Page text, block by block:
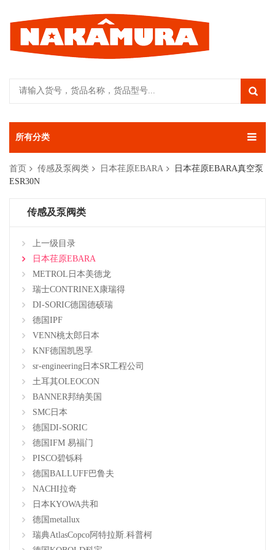
所有分类
首页 传感及泵阀类 日本荏原EBARA
日本荏原EBARA真空泵
ESR30N
传感及泵阀类
上一级目录
日本荏原EBARA
METROL日本美德龙
瑞士CONTRINEX康瑞得
DI-SORIC德国德硕瑞
德国IPF
VENN桃太郎日本
KNF德国凯恩孚
sr-engineering日本SR工程公司
土耳其OLEOCON
BANNER邦纳美国
SMC日本
德国DI-SORIC
德国IFM 易福门
PISCO碧铄科
德国BALLUFF巴鲁夫
NACHI拉奇
日本KYOWA共和
德国metallux
瑞典AtlasCopco阿特拉斯.科普柯